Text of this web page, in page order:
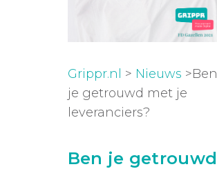
Grippr.nl > Nieuws >Ben
je getrouwd met je
leveranciers?
Ben je getrouwd